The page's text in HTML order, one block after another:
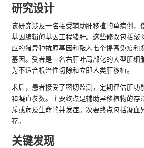
研究设计
该研究涉及一名接受辅助肝移植的单病例，
基因编辑的基因工程猪肝。这些修改包括敲
应的猪异种抗原基因和敲入七个提高免疫和
基因。受者是一名右肝叶局部化的大型肝细
为不适合根治性切除和立即人类肝移植。
术后，患者接受了密切监测，定期评估肝功
和凝血参数。主要终点是辅助异移植物的存
斥或危及生命的并发症。次要终点包括凝血
存。
关键发现